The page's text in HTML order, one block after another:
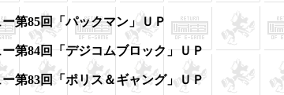
第85回「パックマン」ＵＰ
第84回「デジコムブロック」ＵＰ
第83回「 ポリス＆ギャング」ＵＰ